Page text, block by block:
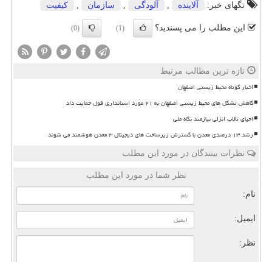
تگهای خبر:
آلاینده , آلودگی , سازمان , كیفیت
این مطلب را می پسندید؟ (1)
(0)
تازه ترین مطالب مرتبط
اخبار کوتاه محیط زیستی اصفهان
کاهش تشکل های محیط زیستی اصفهان به ۲۱ مورد استانداری قول حمایت داد
احیای تالاب انزلی نیازمند نگاه ملی
رشد ۱۳ درصدی معدن با گسترش زیرساخت های دیجیتال ۳ معدن هوشمند می شوند
نظرات بینندگان در مورد این مطلب
نظر شما در مورد این مطلب
نام:
ایمیل:
نظر: